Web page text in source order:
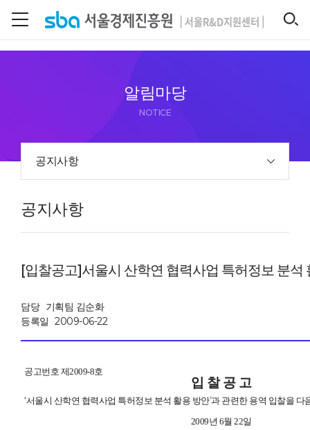
알림마당
NOTICE
공지사항
공지사항
[입찰공고]서울시 산학연 협력사업 특허정보 분석
담당 기획팀 김순화
등록일 2009-06-22
공고번호 제2009-8호
입 찰 공 고
‘서울시 산학연 협력사업 특허정보 분석 활용 방안’과 관련한 용역 입찰을 다
2009년 6월 22일